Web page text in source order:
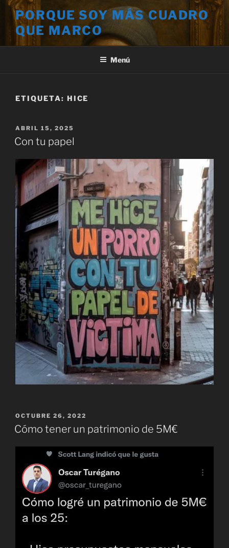
Saltar
contenido
PORQUE SOY MÁS CUADRO
QUE MARCO
Menú
ETIQUETA: HICE
PUBLICADO
EL
ABRIL 15, 2025
Con tu papel
PUBLICADO
EL
OCTUBRE 26, 2022
Cómo tener un patrimonio de 5M€